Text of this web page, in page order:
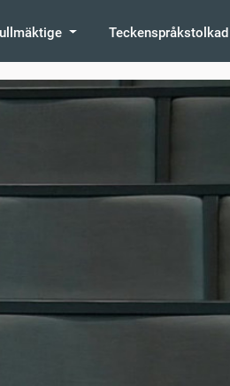
Teckenspråkstolkad